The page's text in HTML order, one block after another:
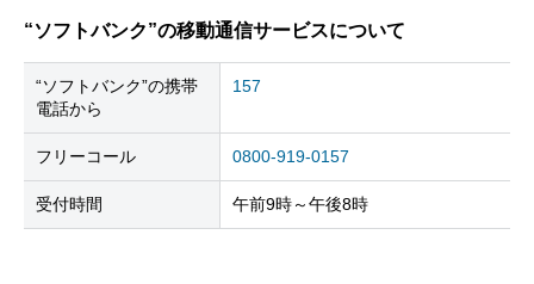
“ソフトバンク”の移動通信サービスについて
“ソフトバンク”の携帯
電話から
157
フリーコール 0800-919-0157
受付時間 午前9時～午後8時